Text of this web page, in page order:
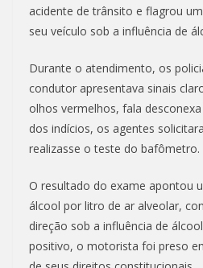
acidente de trânsito e flagrou
seu veículo sob a influência de
Durante o atendimento, os
condutor apresentava sinais
olhos vermelhos, fala
dos indícios, os agentes
realizasse o teste do bafômetro.
O resultado do exame apontou
álcool por litro de ar alveolar,
direção sob a influência de
positivo, o motorista foi preso